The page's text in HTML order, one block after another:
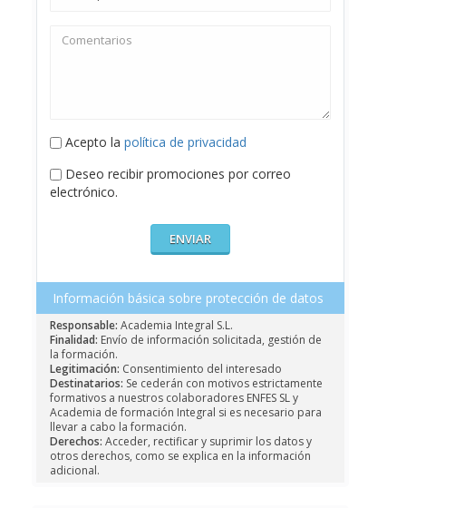
Acepto la política de privacidad
Deseo recibir promociones por correo
electrónico.
Información básica sobre protección de datos
Responsable: Academia Integral S.L.
Finalidad: Envío de información solicitada, gestión de
la formación.
Legitimación: Consentimiento del interesado
Destinatarios: Se cederán con motivos estrictamente
formativos a nuestros colaboradores ENFES SL y
Academia de formación Integral si es necesario para
llevar a cabo la formación.
Derechos: Acceder, rectificar y suprimir los datos y
otros derechos, como se explica en la información
adicional.